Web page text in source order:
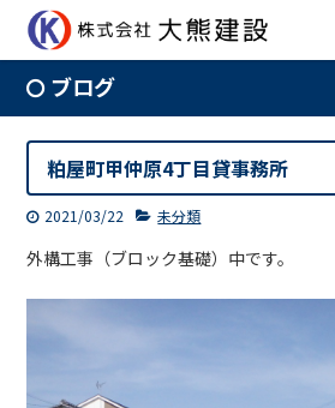
ブログ
粕屋町甲仲原4丁目貸事務所
2021/03/22 未分類
外構工事（ブロック基礎）中です。